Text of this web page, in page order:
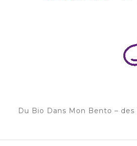
Du Bio Dans Mon Bento –